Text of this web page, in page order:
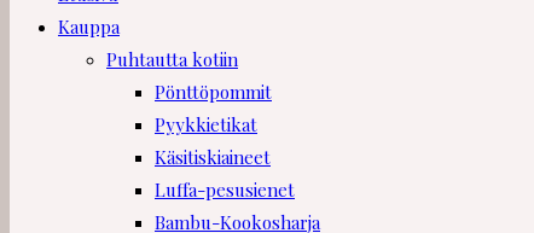
Kauppa
Puhtautta kotiin
Pönttöpommit
Pyykkietikat
Käsitiskiaineet
Luffa-pesusienet
Bambu-Kookosharja